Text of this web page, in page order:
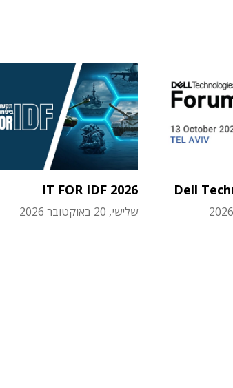
Dell
IT FOR IDF 2026
שלישי, 20 באוקטובר 2026